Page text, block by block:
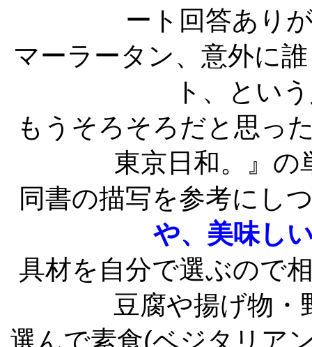
ート回答あり
マーラータン、意外に
ト、とい
もうそろそろだと思っ
東京日和。』の
同書の描写を参考にし
や、美味し
具材を自分で選ぶので
豆腐や揚げ物・
選んで素食(ベジタリア